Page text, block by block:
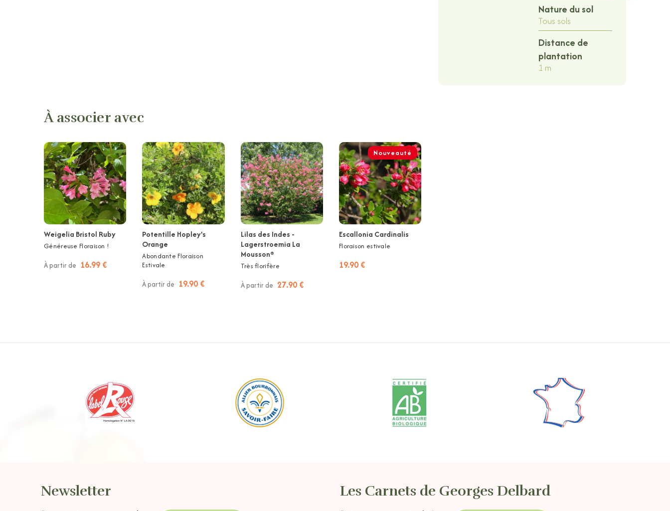
Nature du sol
Tous sols
Distance de
plantation
1 m
À associer avec
Weigelia Bristol Ruby
Généreuse Floraison !
À partir de 16.99 €
Potentille Hopley's
Orange
Abondante Floraison
Estivale
À partir de 19.90 €
Lilas des Indes -
Lagerstroemia La
Mousson®
Très florifère
À partir de 27.90 €
Nouveauté
Escallonia Cardinalis
Floraison estivale
19.90 €
Newsletter Les Carnets de Georges Delbard